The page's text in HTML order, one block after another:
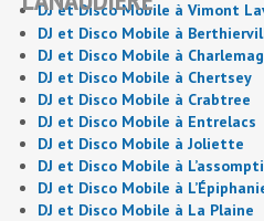
DJ et Disco Mobile à Vimont
DJ et Disco Mobile à
DJ et Disco Mobile à
DJ et Disco Mobile à Chertsey
DJ et Disco Mobile à Crabtree
DJ et Disco Mobile à Entrelacs
DJ et Disco Mobile à Joliette
DJ et Disco Mobile à
DJ et Disco Mobile à
DJ et Disco Mobile à La Plaine